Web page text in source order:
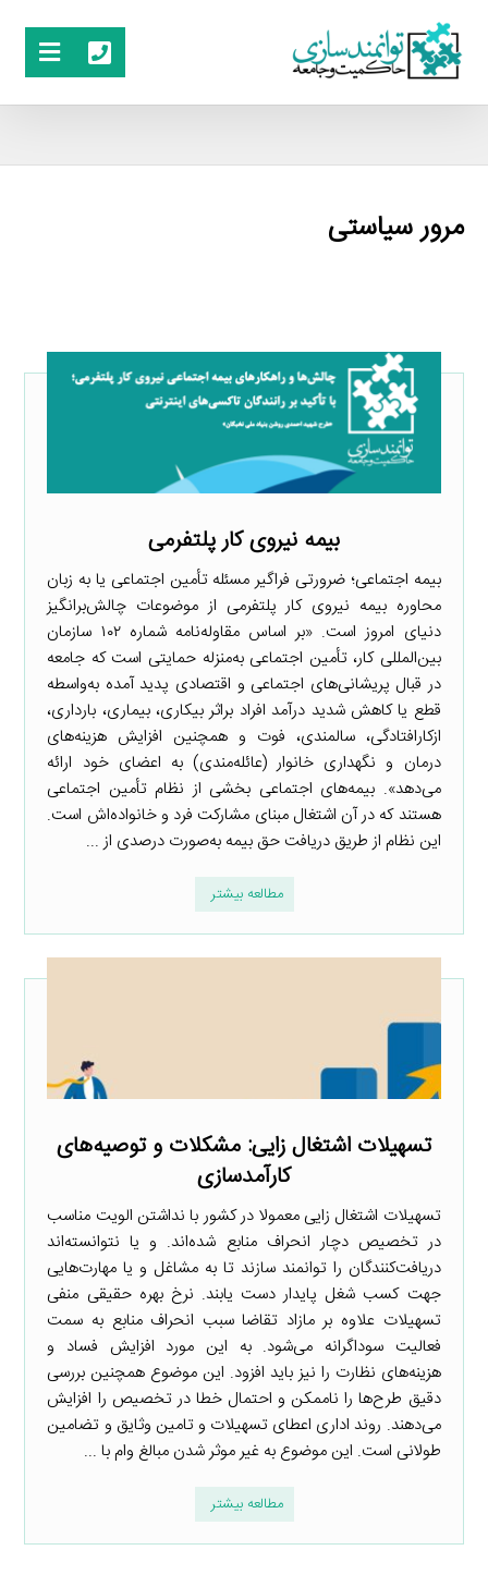
مرور سیاستی
بیمه نیروی کار پلتفرمی
بیمه اجتماعی؛ ضرورتی فراگیر مسئله تأمین اجتماعی یا به زبان
محاوره بیمه نیروی کار پلتفرمی از موضوعات چالش‌برانگیز
دنیای امروز است. «بر اساس مقاوله‌نامه شماره ۱۰۲ سازمان
بین‌المللی کار، تأمین اجتماعی به‌منزله حمایتی است که جامعه
در قبال پریشانی‌های اجتماعی و اقتصادی پدید آمده به‌واسطه
قطع یا کاهش شدید درآمد افراد براثر بیکاری، بیماری، بارداری،
ازکارافتادگی، سالمندی، فوت و همچنین افزایش هزینه‌های
درمان و نگهداری خانوار (عائله‌مندی) به اعضای خود ارائه
می‌دهد». بیمه‌های اجتماعی بخشی از نظام تأمین اجتماعی
هستند که در آن اشتغال مبنای مشارکت فرد و خانواده‌اش است.
این نظام از طریق دریافت حق بیمه به‌صورت درصدی از ...
مطالعه بیشتر
تسهیلات اشتغال زایی: مشکلات و توصیه‌های
کارآمدسازی
تسهیلات اشتغال زایی معمولا در کشور با نداشتن الویت مناسب
در تخصیص دچار انحراف منابع شده‌اند. و یا نتوانسته‌اند
دریافت‌کنندگان را توانمند سازند تا به مشاغل و یا مهارت‌هایی
جهت کسب شغل پایدار دست یابند. نرخ بهره حقیقی منفی
تسهیلات علاوه بر مازاد تقاضا سبب انحراف منابع به سمت
فعالیت سوداگرانه می‌شود. به این مورد افزایش فساد و
هزینه‌های نظارت را نیز باید افزود. این موضوع همچنین بررسی
دقیق طرح‌ها را ناممکن و احتمال خطا در تخصیص را افزایش
می‌دهند. روند اداری اعطای تسهیلات و تامین وثایق و تضامین
طولانی است. این موضوع به غیر موثر شدن مبالغ وام با ...
مطالعه بیشتر